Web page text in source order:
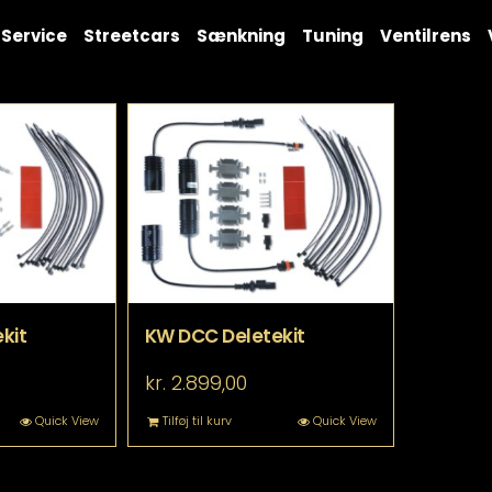
Service Streetcars Sænkning Tuning Ventilrens
Quick View
KW DCC Deletekit
kr. 2.899,00
Tilføj til kurv Quick View